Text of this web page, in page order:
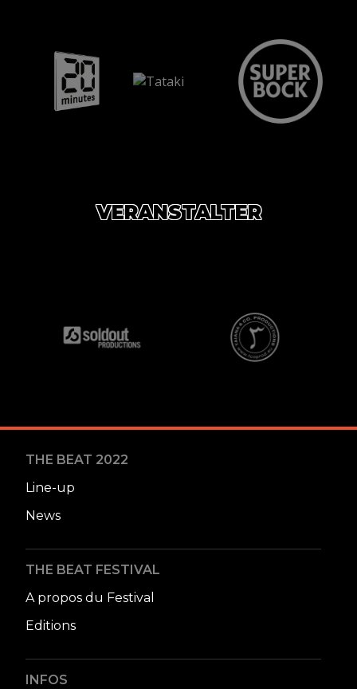
VERANSTALTER
THE BEAT 2022
Line-up
News
THE BEAT FESTIVAL
A propos du Festival
Editions
INFOS